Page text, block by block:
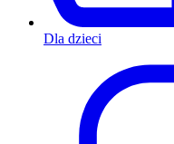
Dla dzieci